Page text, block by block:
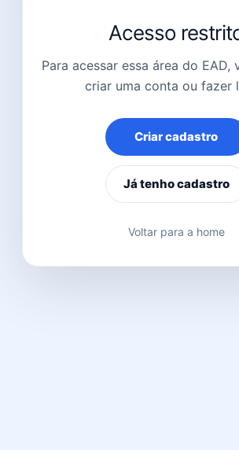
Acesso
Para acessar essa área do EAD,
criar uma conta ou fazer
Criar cadastro
Já tenho cadastro
Voltar para a home